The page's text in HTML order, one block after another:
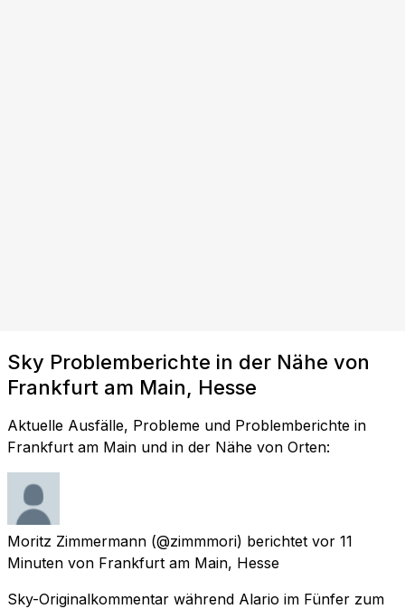
Sky Problemberichte in der Nähe von
Frankfurt am Main, Hesse
Aktuelle Ausfälle, Probleme und Problemberichte in
Frankfurt am Main und in der Nähe von Orten:
Moritz Zimmermann (@zimmmori) berichtet vor 11
Minuten von Frankfurt am Main, Hesse
Sky-Originalkommentar während Alario im Fünfer zum